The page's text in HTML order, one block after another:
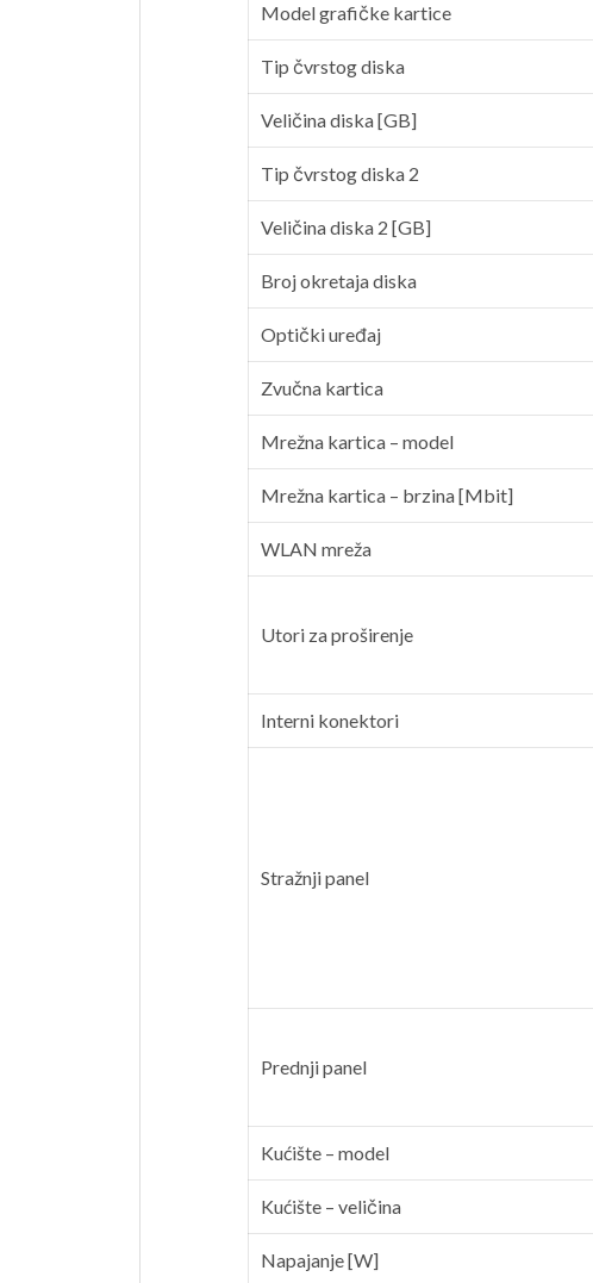
Model grafičke kartice
Tip čvrstog diska
Veličina diska [GB]
Tip čvrstog diska 2
Veličina diska 2 [GB]
Broj okretaja diska
Optički uređaj
Zvučna kartica
Mrežna kartica – model
Mrežna kartica – brzina [Mbit]
WLAN mreža
Utori za proširenje
Interni konektori
Stražnji panel
Prednji panel
Kućište – model
Kućište – veličina
Napajanje [W]